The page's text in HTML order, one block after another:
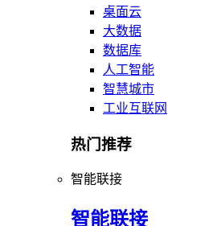
桌面云
大数据
数据库
人工智能
智慧城市
工业互联网
热门推荐
智能联接
智能联接